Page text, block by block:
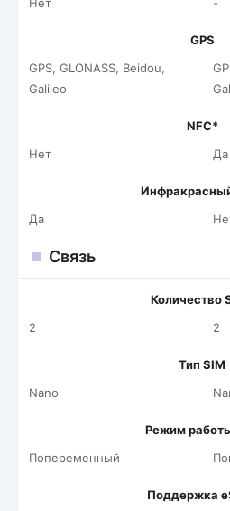
GPS
GPS, GLONASS, Beidou,
Galileo
NFC*
Нет
Да
Да
Связь
Количество
2
2
Тип SIM
Nano
Режим
Попеременный
Поддержка